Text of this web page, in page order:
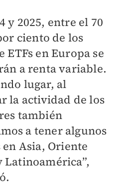
y 2025, entre el 70
ciento de los
ETFs en Europa se
a renta variable.
lugar, al
la actividad de los
también
a tener algunos
Asia, Oriente
Latinoamérica”,